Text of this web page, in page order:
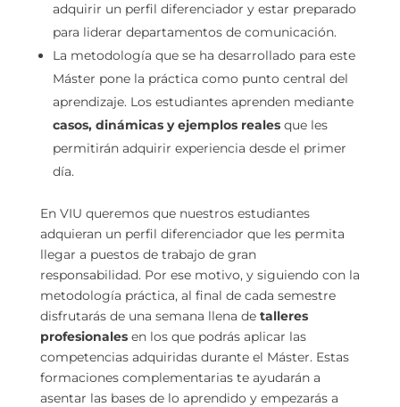
adquirir un perfil diferenciador y estar preparado
para liderar departamentos de comunicación.
La metodología que se ha desarrollado para este
Máster pone la práctica como punto central del
aprendizaje. Los estudiantes aprenden mediante
casos, dinámicas y ejemplos realesque les
permitirán adquirir experiencia desde el primer
día.
En VIU queremos que nuestros estudiantes
adquieran un perfil diferenciador que les permita
llegar a puestos de trabajo de gran
responsabilidad. Por ese motivo, y siguiendo con la
metodología práctica, al final de cada semestre
disfrutarás de una semana llena de talleres
profesionalesen los que podrás aplicar las
competencias adquiridas durante el Máster. Estas
formaciones complementarias te ayudarán a
asentar las bases de lo aprendido y empezarás a